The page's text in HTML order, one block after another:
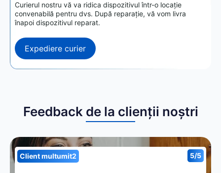
Curierul nostru vă va ridica dispozitivul într-o locație
convenabilă pentru dvs. După reparație, vă vom livra
înapoi dispozitivul reparat.
Expediere curier
Feedback de la clienții noștri
Client multumit2 5/5